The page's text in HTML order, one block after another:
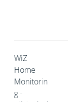
WiZ
Home
Monitorin
g -